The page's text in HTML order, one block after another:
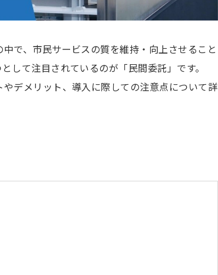
で、市民サービスの質を維持・向上させること
して注目されているのが「民間委託」です。
デメリット、導入に際しての注意点について詳